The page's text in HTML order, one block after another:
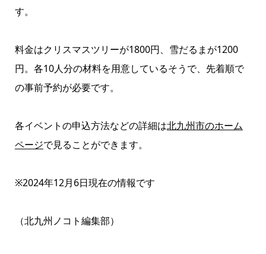
す。
料金はクリスマスツリーが1800円、雪だるまが1200
円。各10人分の材料を用意しているそうで、先着順で
の事前予約が必要です。
各イベントの申込方法などの詳細は北九州市のホーム
ページで見ることができます。
※2024年12月6日現在の情報です
（北九州ノコト編集部）